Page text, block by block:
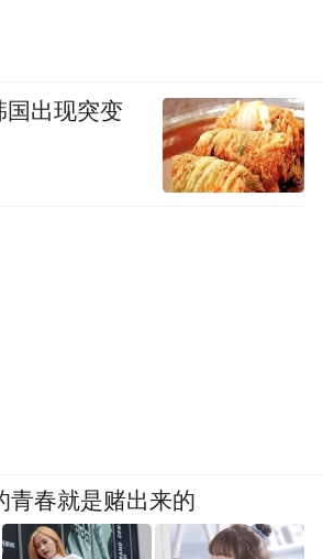
国出现突变
青春就是赌出来的